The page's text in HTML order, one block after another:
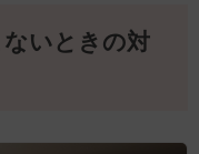
いときの対